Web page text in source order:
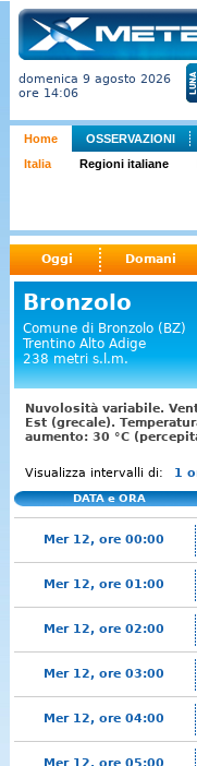
domenica 9 agosto 2026
ore 14:06
Home OSSERVAZIONI
Italia
Regioni italiane
Oggi Domani
Bronzolo
Comune di Bronzolo (BZ)
Trentino Alto Adige
238 metri s.l.m.
Nuvolosità variabile.
Est (grecale).
aumento: 30 °C
Visualizza intervalli di: 1
DATA e ORA
Mer 12, ore 00:00
Mer 12, ore 01:00
Mer 12, ore 02:00
Mer 12, ore 03:00
Mer 12, ore 04:00